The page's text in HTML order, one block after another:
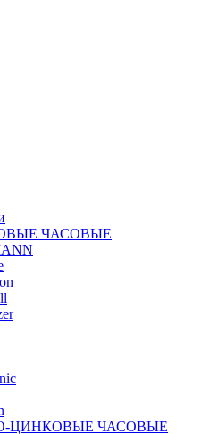
ЧАСОВЫЕ
ЦИНКОВЫЕ ЧАСОВЫЕ